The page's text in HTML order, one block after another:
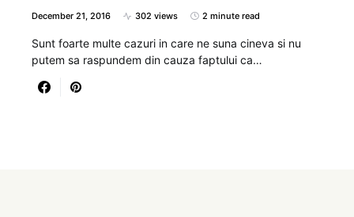
December 21, 2016 302 views 2 minute read
Sunt foarte multe cazuri in care ne suna cineva si nu
putem sa raspundem din cauza faptului ca…